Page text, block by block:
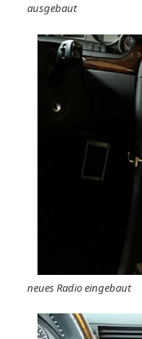
ausgebaut
neues Radio eingebaut